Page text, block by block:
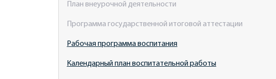
План внеурочной деятельности
Программа государственной итоговой аттестации
Рабочая программа воспитания
Календарный план воспитательной работы